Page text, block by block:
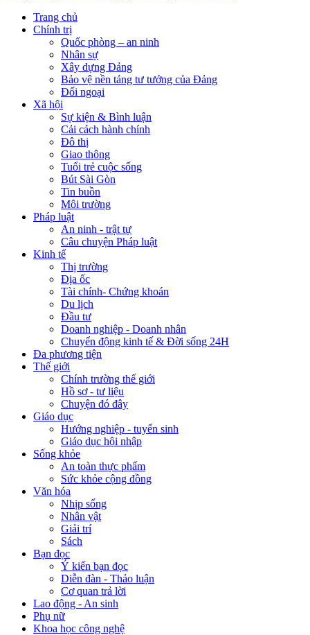
Trang chủ
Chính trị
Quốc phòng – an ninh
Nhân sự
Xây dựng Đảng
Bảo vệ nền tảng tư tưởng của Đảng
Đối ngoại
Xã hội
Sự kiện & Bình luận
Cải cách hành chính
Đô thị
Giao thông
Tuổi trẻ cuộc sống
Bút Sài Gòn
Tin buồn
Môi trường
Pháp luật
An ninh - trật tự
Câu chuyện Pháp luật
Kinh tế
Thị trường
Địa ốc
Tài chính- Chứng khoán
Du lịch
Đầu tư
Doanh nghiệp - Doanh nhân
Chuyển động kinh tế & Đời sống 24H
Đa phương tiện
Thế giới
Chính trường thế giới
Hồ sơ - tư liệu
Chuyện đó đây
Giáo dục
Hướng nghiệp - tuyển sinh
Giáo dục hội nhập
Sống khỏe
An toàn thực phẩm
Sức khỏe cộng đồng
Văn hóa
Nhịp sống
Nhân vật
Giải trí
Sách
Bạn đọc
Ý kiến bạn đọc
Diễn đàn - Thảo luận
Cơ quan trả lời
Lao động - An sinh
Phụ nữ
Khoa học công nghệ